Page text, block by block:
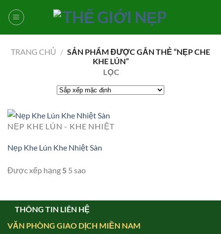
qua
TRANG CHỦ / SẢN PHẨM ĐƯỢC GẮN THẺ “NẸP CHE
KHE LÚN”
LỌC
NẸP KHE LÚN - KHE NHIỆT
Nẹp Khe Lún Khe Nhiệt Sàn
Được xếp hạng 55 sao
THÔNG TIN LIÊN HỆ
VĂN PHÒNG GIAO DỊCH MIỀN NAM